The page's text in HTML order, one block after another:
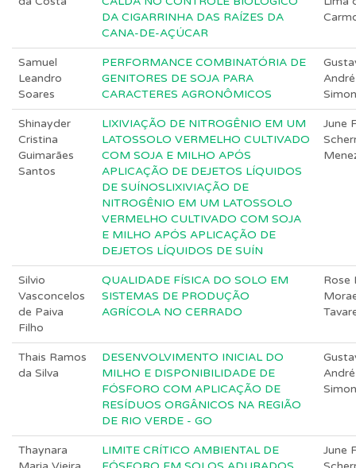
DA CIGARRINHA DAS RAÍZES DA
CANA-DE-AÇÚCAR
Samuel
Leandro
Soares
PERFORMANCE COMBINATÓRIA DE
GENITORES DE SOJA PARA
CARACTERES AGRONÔMICOS
André
Simon
Shinayder
Cristina
Guimarães
Santos
LIXIVIAÇÃO DE NITROGÊNIO EM UM
LATOSSOLO VERMELHO CULTIVADO
COM SOJA E MILHO APÓS
APLICAÇÃO DE DEJETOS LÍQUIDOS
DE SUÍNOSLIXIVIAÇÃO DE
NITROGÊNIO EM UM LATOSSOLO
VERMELHO CULTIVADO COM SOJA
E MILHO APÓS APLICAÇÃO DE
DEJETOS LÍQUIDOS DE SUÍN
June
Silvio
Vasconcelos
de Paiva
Filho
QUALIDADE FÍSICA DO SOLO EM
SISTEMAS DE PRODUÇÃO
AGRÍCOLA NO CERRADO
Rose
Thais Ramos
da Silva
DESENVOLVIMENTO INICIAL DO
MILHO E DISPONIBILIDADE DE
FÓSFORO COM APLICAÇÃO DE
RESÍDUOS ORGÂNICOS NA REGIÃO
DE RIO VERDE - GO
André
Simon
Thaynara
LIMITE CRÍTICO AMBIENTAL DE
June